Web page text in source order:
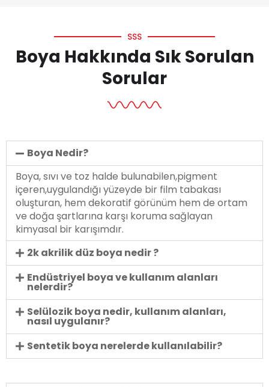
SSS
Boya Hakkında Sık Sorulan
Sorular
Boya Nedir?
Boya, sıvı ve toz halde bulunabilen,pigment
içeren,uygulandığı yüzeyde bir film tabakası
oluşturan, hem dekoratif görünüm hem de ortam
ve doğa şartlarına karşı koruma sağlayan
kimyasal bir karışımdır.
2k akrilik düz boya nedir ?
Endüstriyel boya ve kullanım alanları
nelerdir?
Selülozik boya nedir, kullanım alanları,
nasıl uygulanır?
Sentetik boya nerelerde kullanılabilir?